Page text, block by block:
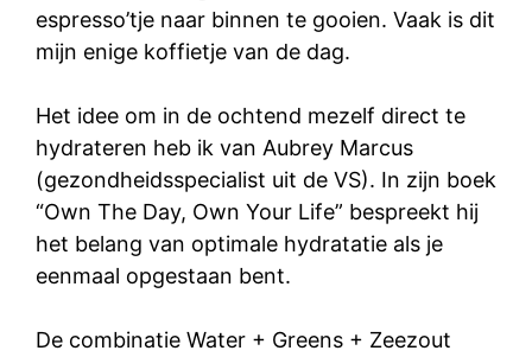
espresso’tje naar binnen te gooien. Vaak is dit
mijn enige koffietje van de dag.
Het idee om in de ochtend mezelf direct te
hydrateren heb ik van Aubrey Marcus
(gezondheidsspecialist uit de VS). In zijn boek
“Own The Day, Own Your Life” bespreekt hij
het belang van optimale hydratatie als je
eenmaal opgestaan bent.
De combinatie Water + Greens + Zeezout